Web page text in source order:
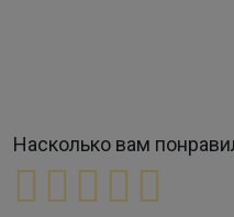
Насколько вам